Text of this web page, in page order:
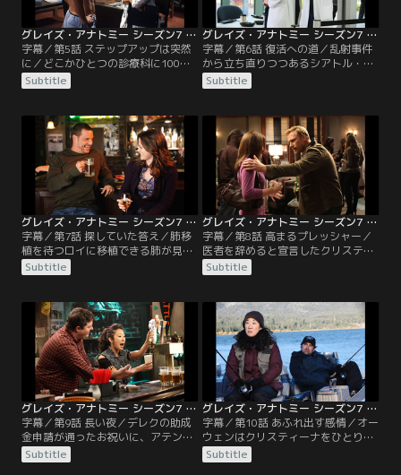
グレイズ・アナトミー シーズン7 第05話／字幕
字幕／第5話 ステップアップは突然
に／どこかひとつの診療科に100万
ドルを与えるという名目で、リチャ
ードがアテンディング同士を競わせ
のため、4年目のレジデントは準備
の時間を取る必要があるとして、そ
の日1日だけアテンディングとして
現場を仕切るよう言い渡される。そ
んな中、ジャクソンとメレディス
は…。
Subtitle
グレイズ・アナトミー シーズン7 第06話／字幕
字幕／第6話 復活への道／乱射事件
から立ち直りつつあるシアトル・グ
レースの医師たちの姿を追う、ドキ
ュメンタリー番組が制作されること
注目されたクリスティーナも取材を
受ける。そんな中、病院では、脳死
した男性から両腕をなくした男性に
腕の移植手術が行われる。だが、手
術の直前、ドナーの腕に問題がある
ことが判明し…。
Subtitle
グレイズ・アナトミー シーズン7 第07話／字幕
字幕／第7話 探していた答え／肺移
植を待つロイに移植できる肺が見つ
かり、テディは肺を取りに別の病院
へ向かう。その間、クリスティーナ
が、彼の娘・コリーンが面会に来た
直後、ロイの容体が急変し……。一
方、カリーはアリゾナのアフリカ行
きに同行すると告げたものの内心で
は気が乗らず、彼女に愚痴をこぼし
続ける。
Subtitle
グレイズ・アナトミー シーズン7 第08話／字幕
字幕／第8話 高まるプレッシャー／
医者を辞めると宣言したクリスティ
ーナは、転居したばかりの家で引き
こもっていた。家まで様子を見に行
るためにもパーティーを開こうと提
案するが……。一方、病院には、極
秘会談のためにシアトルを訪れてい
たアラブのとあるイスラム教国の首
長が、交通事故に遭って搬送されて
きて…。
Subtitle
グレイズ・アナトミー シーズン7 第09話／字幕
字幕／第9話 長い夜／デレクの助成
金申請が通ったお祝いに、アテンデ
ィングたちはジョーの店へ向かい、
バーテンダーとなったクリスティー
Subtitle
グレイズ・アナトミー シーズン7 第10話／字幕
字幕／第10話 あふれ出す感情／オー
ウェンはクリスティーナをひとりに
するのが心配で、日中釣りに行くと
いうデレクに彼女を預ける。クリス
Subtitle